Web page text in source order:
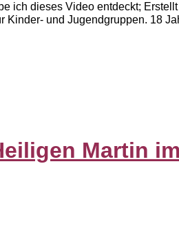
ich dieses Video entdeckt;
Kinder- und Jugendgruppen. 18
Martin